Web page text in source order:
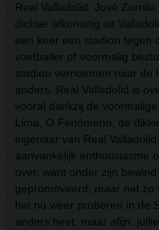
Real Valladolid. José
dichter afkomstig uit
een keer een stadion tegen
voetballer of voormalig
stadion vernoemen naar de
anders. Real Valladolid is
vooral dankzij de
Lima, O Fenômeno, de
eigenaar van Real
aanvankelijk enthousiasme
over, want onder zijn
gepromoveerd, maar net
het nu weer proberen in de
anders heet, maar afijn,